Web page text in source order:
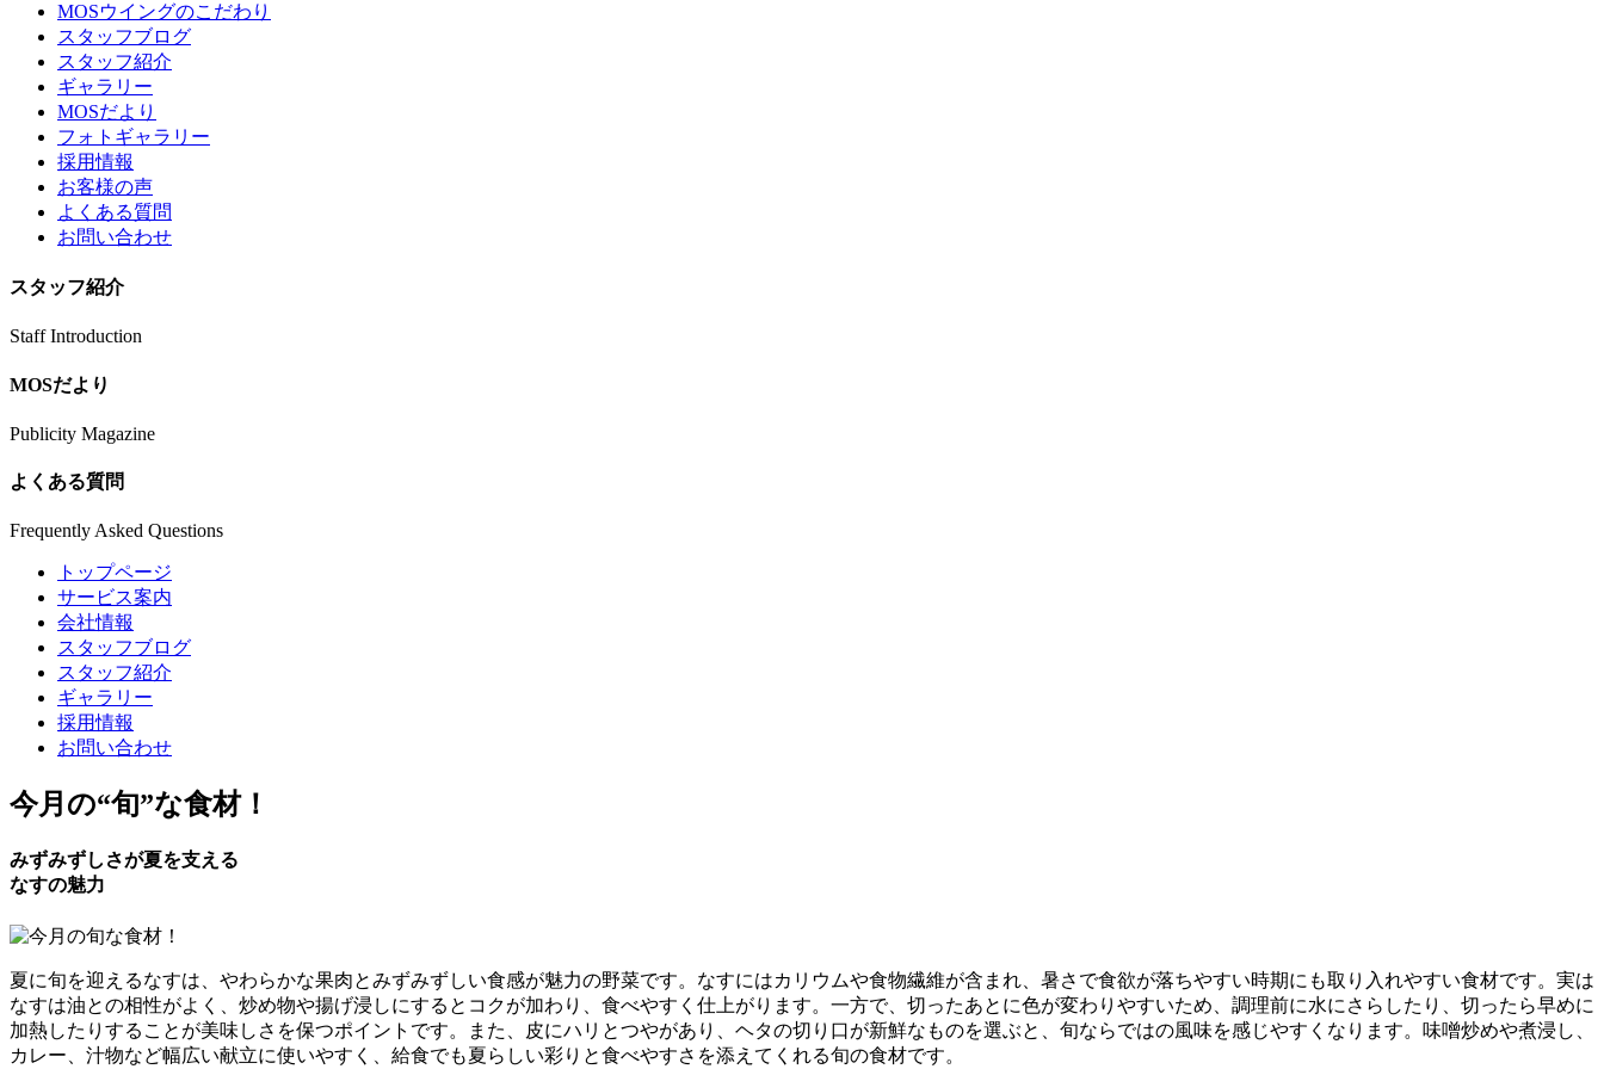
MOSウイングのこだわり
スタッフブログ
スタッフ紹介
ギャラリー
MOSだより
フォトギャラリー
採用情報
お客様の声
よくある質問
お問い合わせ
スタッフ紹介
Staff Introduction
MOSだより
Publicity Magazine
よくある質問
Frequently Asked Questions
トップページ
サービス案内
会社情報
スタッフブログ
スタッフ紹介
ギャラリー
採用情報
お問い合わせ
今月の“旬”な食材！
みずみずしさが夏を支える
なすの魅力
夏に旬を迎えるなすは、やわらかな果肉とみずみずしい食感が魅力の野菜です。なすにはカリウムや食物繊維が含まれ、暑さで食欲が落ちやすい時期にも取り入れやすい食材です。実は
なすは油との相性がよく、炒め物や揚げ浸しにするとコクが加わり、食べやすく仕上がります。一方で、切ったあとに色が変わりやすいため、調理前に水にさらしたり、切ったら早めに
加熱したりすることが美味しさを保つポイントです。また、皮にハリとつやがあり、ヘタの切り口が新鮮なものを選ぶと、旬ならではの風味を感じやすくなります。味噌炒めや煮浸し、
カレー、汁物など幅広い献立に使いやすく、給食でも夏らしい彩りと食べやすさを添えてくれる旬の食材です。